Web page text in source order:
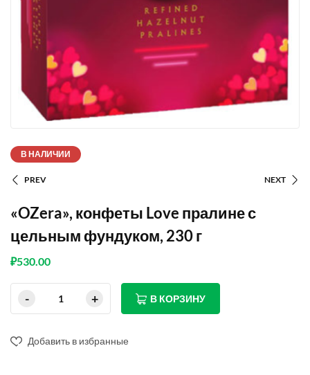
В НАЛИЧИИ
PREV NEXT
«OZera», конфеты Love пралине с
цельным фундуком, 230 г
₽530.00
В КОРЗИНУ
Добавить в избранные